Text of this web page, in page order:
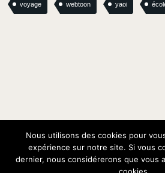
voyage webtoon yaoi
© Oracom / Oracom
Nous utilisons des cookies pour
expérience sur notre site. Si vous
dernier, nous considérerons que vous